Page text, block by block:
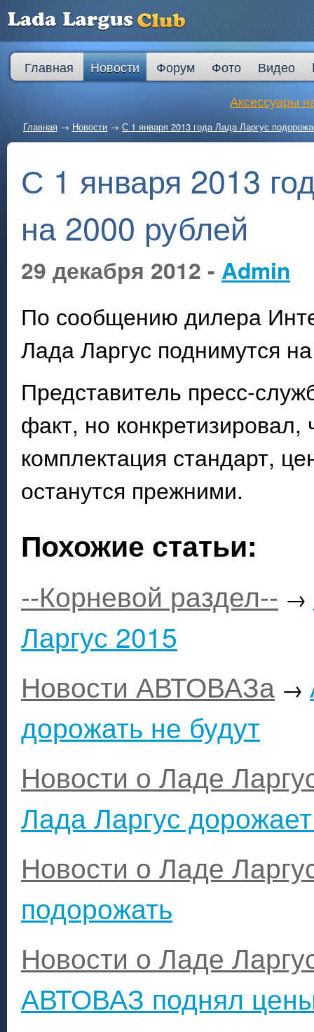
Главная Новости Форум Фото Видео
Аксессуары
Главная → Новости → С 1 января 2013 года Лада Ларгус
С 1 января 2013
на 2000 рублей
29 декабря 2012 - Admin
По сообщению дилера
Лада Ларгус поднимутся
Представитель пресс-
факт, но конкретизировал,
комплектация стандарт,
останутся прежними.
Похожие статьи:
--Корневой раздел-- →
Ларгус 2015
Новости АВТОВАЗа →
дорожать не будут
Новости о Ладе
Лада Ларгус
Новости о Ладе
подорожать
Новости о Ладе
АВТОВАЗ поднял